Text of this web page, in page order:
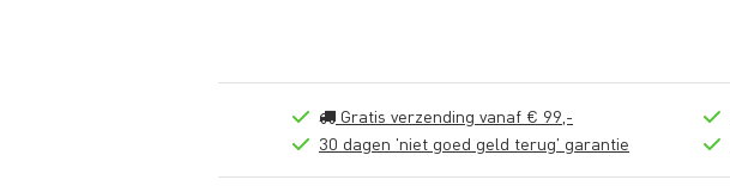
Gratis verzending vanaf € 99,-
30 dagen 'niet goed geld terug' garantie